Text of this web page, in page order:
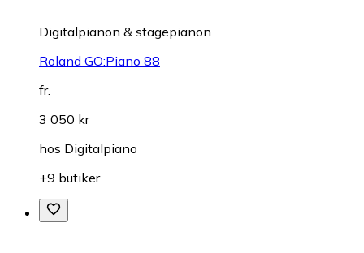
Digitalpianon & stagepianon
Roland GO:Piano 88
fr.
3 050 kr
hos Digitalpiano
+9 butiker